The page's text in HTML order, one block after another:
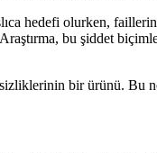
hedefi olurken,
bu şiddet
bir ürünü. Bu